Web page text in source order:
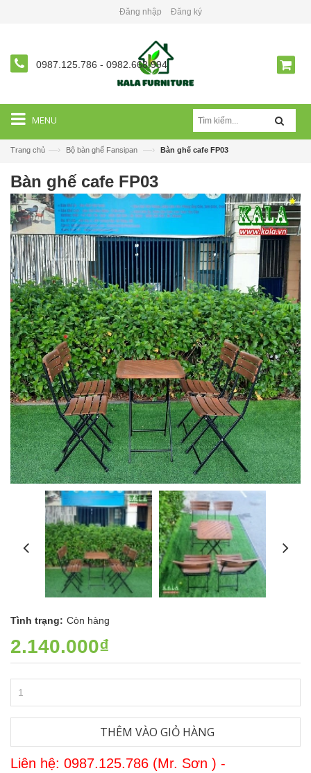
Đăng nhập Đăng ký
0987.125.786 - 0982.668.994
MENU
Trang chủ —› Bộ bàn ghế Fansipan —› Bàn ghế cafe FP03
Bàn ghế cafe FP03
Tình trạng: Còn hàng
2.140.000₫
THÊM VÀO GIỎ HÀNG
Liên hệ: 0987.125.786 (Mr. Sơn ) -